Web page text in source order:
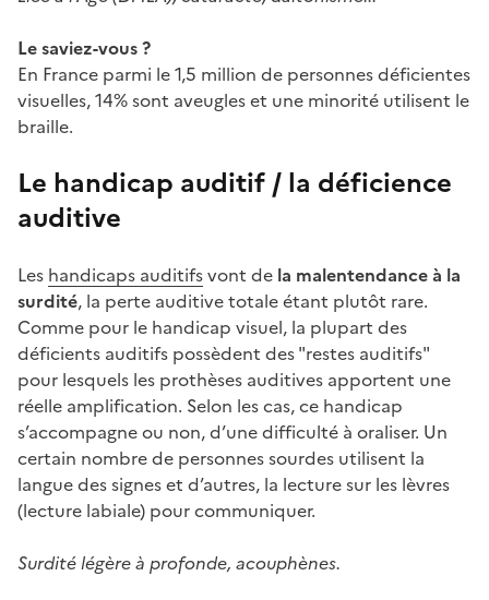
Le saviez-vous ?
En France parmi le 1,5 million de personnes déficientes
visuelles, 14% sont aveugles et une minorité utilisent le
braille.
Le handicap auditif / la déficience
auditive
Les handicaps auditifsvont de la malentendance à la
surdité, la perte auditive totale étant plutôt rare.
Comme pour le handicap visuel, la plupart des
déficients auditifs possèdent des "restes auditifs"
pour lesquels les prothèses auditives apportent une
réelle amplification. Selon les cas, ce handicap
s’accompagne ou non, d’une difficulté à oraliser. Un
certain nombre de personnes sourdes utilisent la
langue des signes et d’autres, la lecture sur les lèvres
(lecture labiale) pour communiquer.
Surdité légère à profonde, acouphènes.